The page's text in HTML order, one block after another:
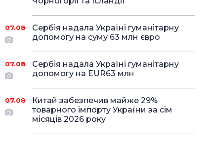
07.08
Сербія надала Україні гуманітарну
допомогу на суму 63 млн євро
07.08
Сербія надала Україні гуманітарну
допомогу на EUR63 млн
07.08
Китай забезпечив майже 29%
товарного імпорту України за сім
місяців 2026 року